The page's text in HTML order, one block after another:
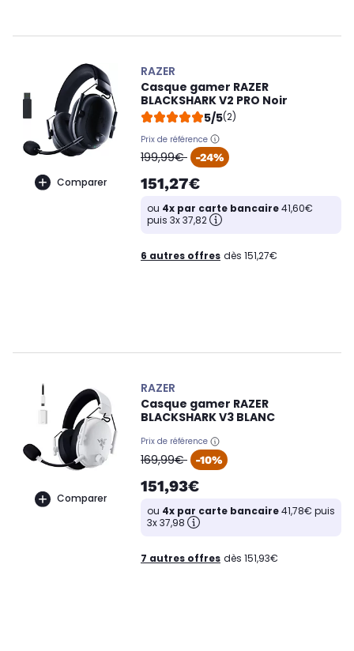
Comparer
RAZER
Casque gamer RAZER
BLACKSHARK V2 PRO Noir
5/5(2)
Prix de référence
oldPrice
199,99€ -24%
151,27€
ou 4x par carte bancaire41,60€
puis 3x 37,82
6 autres offres dès 151,27€
Comparer
RAZER
Casque gamer RAZER
BLACKSHARK V3 BLANC
Prix de référence
oldPrice
169,99€ -10%
151,93€
ou 4x par carte bancaire41,78€ puis
3x 37,98
7 autres offres dès 151,93€